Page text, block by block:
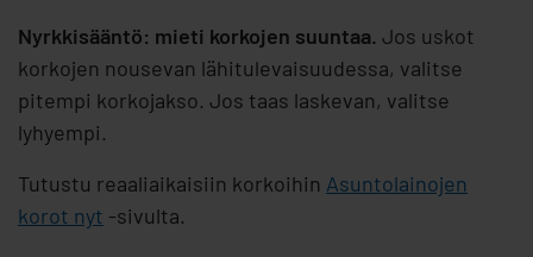
Nyrkkisääntö: mieti korkojen suuntaa. Jos uskot
korkojen nousevan lähitulevaisuudessa, valitse
pitempi korkojakso. Jos taas laskevan, valitse
lyhyempi.
Tutustu reaaliaikaisiin korkoihin Asuntolainojen
korot nyt -sivulta.